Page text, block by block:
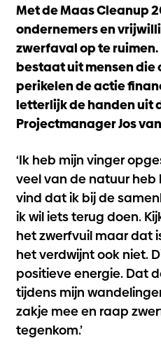
Met de Maas Cleanup
ondernemers en
zwerfaval op te
bestaat uit mensen die
perikelen de actie
letterlijk de handen uit
Projectmanager Jos
‘Ik heb mijn vinger
veel van de natuur heb
vind dat ik bij de
ik wil iets terug doen.
het zwerfvuil maar dat
het verdwijnt ook niet.
positieve energie. Dat
tijdens mijn
zakje mee en raap
tegenkom.’